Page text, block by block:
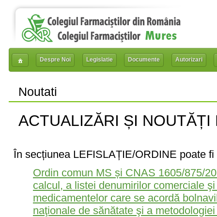
Despre Noi Legislatie Documente Autorizari
Noutati
ACTUALIZĂRI ȘI NOUTĂȚI
În secțiunea LEFISLAȚIE/ORDINE poate
Ordin comun MS și CNAS 1605/875/
calcul, a listei denumirilor comerciale
medicamentelor care se acordă
naţionale de sănătate şi a